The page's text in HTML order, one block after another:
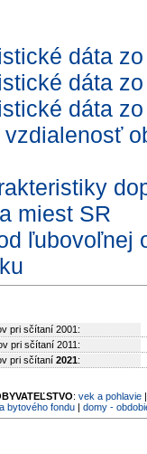
dáta
dáta
dáta
miest SR
ľubovoľnej
pri sčítaní 2001:
pri sčítaní 2011:
pri sčítaní 2021:
: vek a pohlavie
bytového fondu| domy -